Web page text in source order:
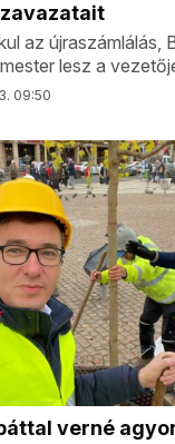
az újraszámlálás,
lesz a
09:50
verné